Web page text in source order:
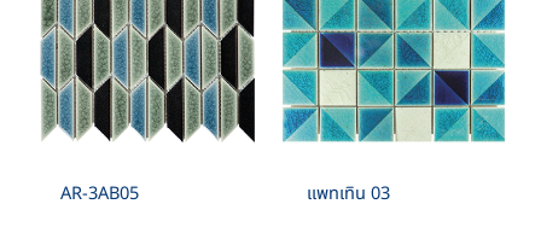
CIRCLE , FAN , BOW , TRIANGULAR , CONVEX
,PYRAMID
AR-3AB05 แพทเทิน 03